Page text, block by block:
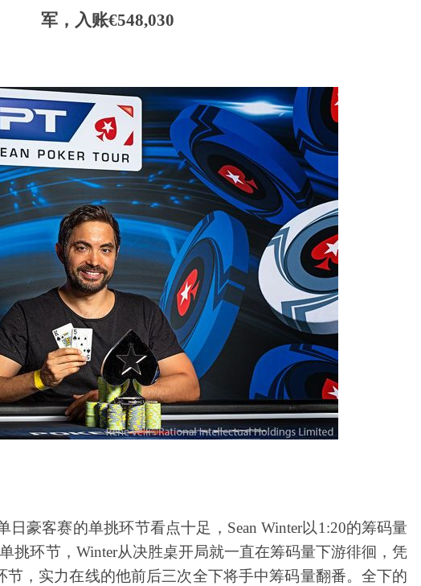
军，入账€548,030
日豪客赛的单挑环节看点十足，Sean Winter以1:20的筹码量
挑环节，Winter从决胜桌开局就一直在筹码量下游徘徊，凭
，实力在线的他前后三次全下将手中筹码量翻番。全下的